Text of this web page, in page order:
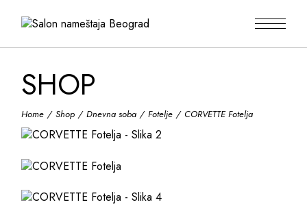
SHOP
Home Shop Dnevna soba Fotelje CORVETTE Fotelja